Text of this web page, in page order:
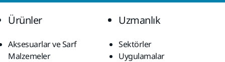
Ürünler
Aksesuarlar ve Sarf
Malzemeler
Uzmanlık
Sektörler
Uygulamalar